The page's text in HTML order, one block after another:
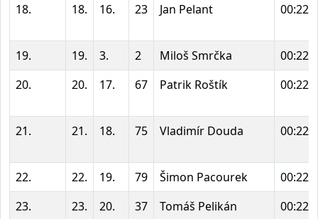
18.
18. 16. 23 Jan Pelant
19. 19. 3. 2 Miloš Smrčka
20.
20. 17. 67 Patrik Roštík
21. 21. 18. 75 Vladimír Douda
22. 22. 19. 79 Šimon Pacourek
23.
23. 20. 37 Tomáš Pelikán